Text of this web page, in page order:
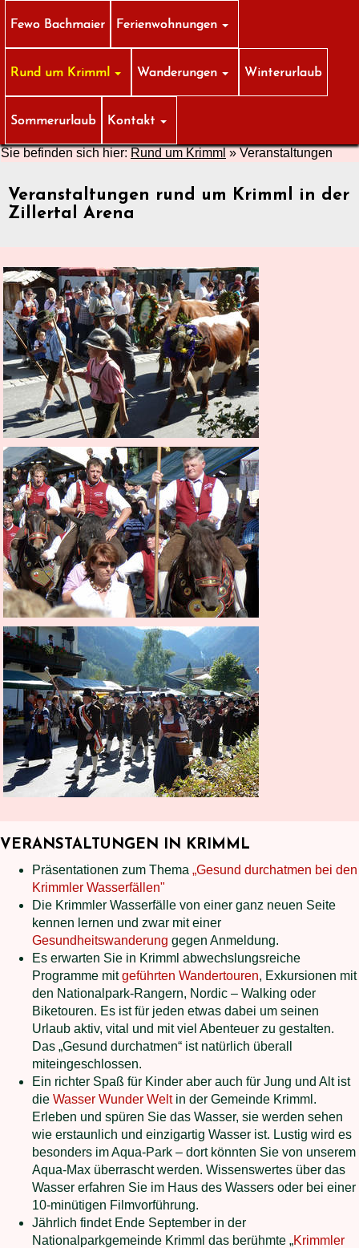
Fewo Bachmaier Ferienwohnungen
Rund um Krimml Wanderungen Winterurlaub
Sommerurlaub Kontakt
Sie befinden sich hier:Rund um Krimml » Veranstaltungen
Veranstaltungen rund um Krimml in der
Zillertal Arena
VERANSTALTUNGEN IN KRIMML
Präsentationen zum Thema „Gesund durchatmen bei den
Krimmler Wasserfällen"
Die Krimmler Wasserfälle von einer ganz neuen Seite
kennen lernen und zwar mit einer
Gesundheitswanderung gegen Anmeldung.
Es erwarten Sie in Krimml abwechslungsreiche
Programme mitgeführten Wandertouren, Exkursionen mit
den Nationalpark-Rangern, Nordic – Walking oder
Biketouren. Es ist für jeden etwas dabei um seinen
Urlaub aktiv, vital und mit viel Abenteuer zu gestalten.
Das „Gesund durchatmen“ ist natürlich überall
miteingeschlossen.
Ein richter Spaß für Kinder aber auch für Jung und Alt ist
die Wasser Wunder Weltin der Gemeinde Krimml.
Erleben und spüren Sie das Wasser, sie werden sehen
wie erstaunlich und einzigartig Wasser ist. Lustig wird es
besonders im Aqua-Park – dort könnten Sie von unserem
Aqua-Max überrascht werden. Wissenswertes über das
Wasser erfahren Sie im Haus des Wassers oder bei einer
10-minütigen Filmvorführung.
Jährlich findet Ende September in der
Nationalparkgemeinde Krimml das berühmte „Krimmler